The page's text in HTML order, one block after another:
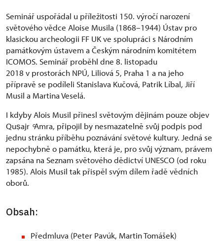
Seminář uspořádal u příležitosti 150. výročí narození
světového vědce Aloise Musila (1868–1944) Ústav pro
klasickou archeologii FF UK ve spolupráci s Národním
památkovým ústavem a Českým národním komitétem
ICOMOS. Seminář proběhl dne 8. listopadu
2018 v prostorách NPÚ, Liliová 5, Praha 1 a na jeho
přípravě se podíleli Stanislava Kučová, Patrik Líbal, Jiří
Musil a Martina Veselá.
I kdyby Alois Musil přinesl světovým dějinám pouze objev
Quṣajr ͨAmra, připojil by nesmazatelně svůj podpis pod
jednu stránku příběhu poznávání světové kultury. Jedná se
nepochybně o památku, která je, pro svůj význam, právem
zapsána na Seznam světového dědictví UNESCO (od roku
1985). Alois Musil tak přispěl svým dílem řadě vědních
oborů.
Obsah:
Předmluva (Peter Pavúk, Martin Tomášek)